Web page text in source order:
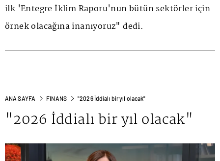
ilk 'Entegre İklim Raporu'nun bütün sektörler için
örnek olacağına inanıyoruz" dedi.
ANA SAYFA FINANS "2026 İddialı bir yıl olacak"
"2026 İddialı bir yıl olacak"